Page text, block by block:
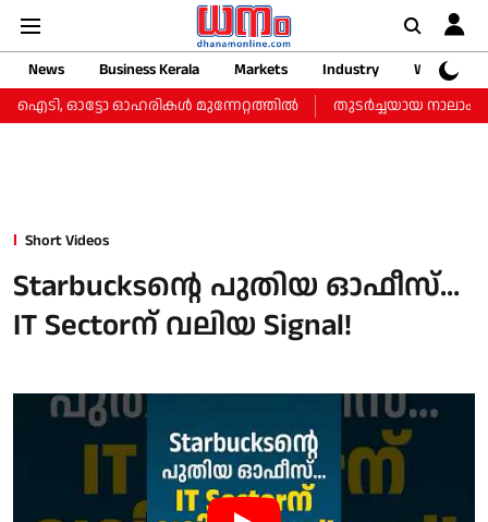
News Business Kerala Markets Industry
Web
ഓട്ടോ ഓഹരികള്‍ മുന്നേറ്റത്തില്‍
തുടർച്ചയായ നാലാം
Short Videos
Starbucksന്റെ പുതിയ ഓഫീസ്…
IT Sectorന് വലിയ Signal!